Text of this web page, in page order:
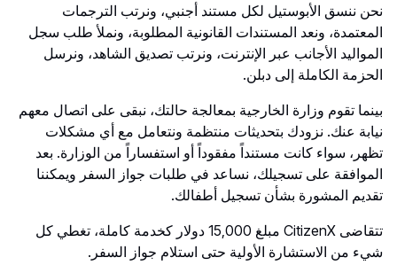
نحن ننسق الأبوستيل لكل مستند أجنبي، ونرتب الترجمات
المعتمدة، ونعد المستندات القانونية المطلوبة، ونملأ طلب سجل
المواليد الأجانب عبر الإنترنت، ونرتب تصديق الشاهد، ونرسل
الحزمة الكاملة إلى دبلن.
بينما تقوم وزارة الخارجية بمعالجة حالتك، نبقى على اتصال معهم
نيابة عنك. نزودك بتحديثات منتظمة ونتعامل مع أي مشكلات
تظهر، سواء كانت مستنداً مفقوداً أو استفساراً من الوزارة. بعد
الموافقة على تسجيلك، نساعد في طلبات جواز السفر ويمكننا
تقديم المشورة بشأن تسجيل أطفالك.
تتقاضى CitizenX مبلغ 15,000 دولار كخدمة كاملة، تغطي كل
شيء من الاستشارة الأولية حتى استلام جواز السفر.